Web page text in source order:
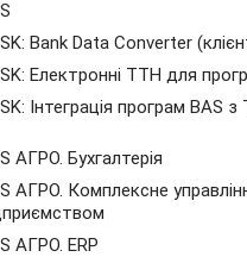
Bank Data Сonverter
Електронні ТТН для
Інтеграція програм BAS
АГРО. Бухгалтерія
АГРО. Комплексне
АГРО. ERP